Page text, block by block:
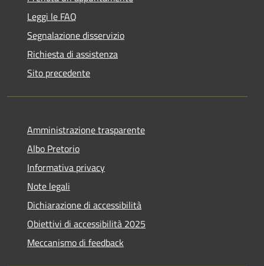
Leggi le FAQ
Segnalazione disservizio
Richiesta di assistenza
Sito precedente
Amministrazione trasparente
Albo Pretorio
Informativa privacy
Note legali
Dichiarazione di accessibilità
Obiettivi di accessibilità 2025
Meccanismo di feedback